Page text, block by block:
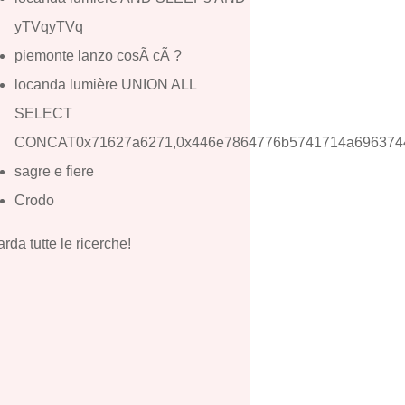
yTVqyTVq
piemonte lanzo cosÃ cÃ ?
locanda lumière UNION ALL
SELECT
sagre e fiere
Crodo
tutte le ricerche!